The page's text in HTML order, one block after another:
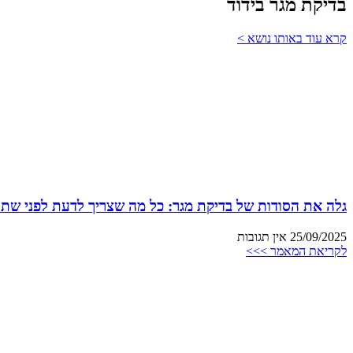
בדיקת מגר בידוד
קרא עוד באותו נושא >
גלה את הסודות של בדיקת מגר: כל מה שצריך לדעת לפני
25/09/2025 אין תגובות
לקריאת המאמר >>>